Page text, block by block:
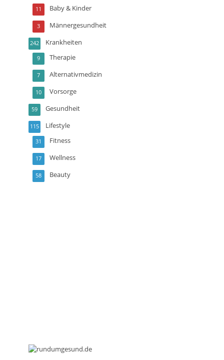
Baby & Kinder
11
Männergesundheit
3
Krankheiten
242
Therapie
9
Alternativmedizin
7
Vorsorge
10
Gesundheit
59
Lifestyle
115
Fitness
31
Wellness
17
Beauty
58